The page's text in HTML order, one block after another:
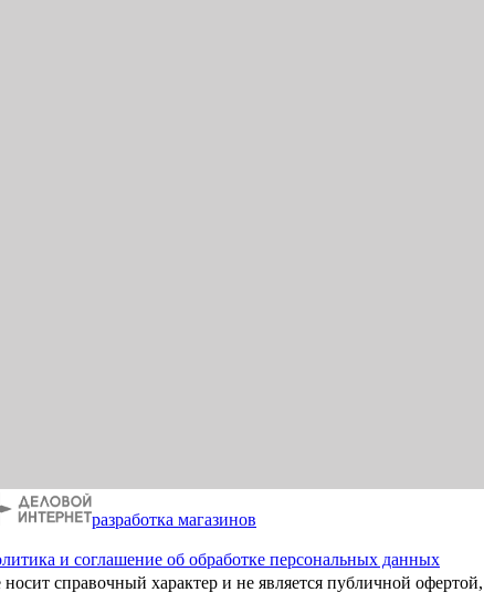
разработка магазинов
и соглашение об обработке персональных данных
справочный характер и не является публичной